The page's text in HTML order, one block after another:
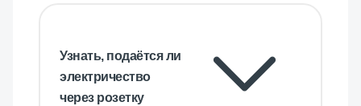
Узнать, подаётся ли
электричество
через розетку